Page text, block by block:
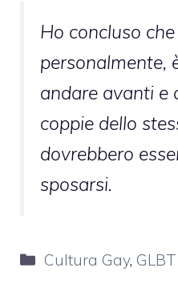
Ho concluso
personalmente,
andare avanti e
coppie dello
dovrebbero
sposarsi.
Categorie
Cultura Gay,